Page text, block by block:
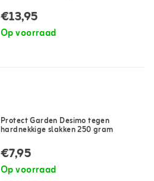
€13,95
Op voorraad
Protect Garden Desimo tegen
hardnekkige slakken 250 gram
€7,95
Op voorraad